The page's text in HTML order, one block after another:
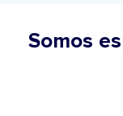
Somos